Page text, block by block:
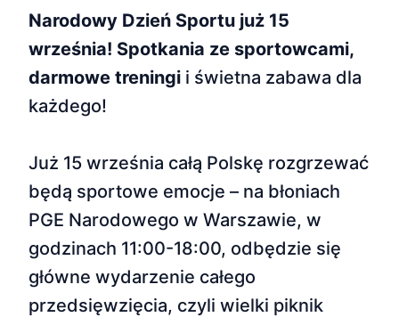
Narodowy Dzień Sportu już 15
września! Spotkania ze sportowcami,
darmowe treningi i świetna zabawa dla
każdego!
Już 15 września całą Polskę rozgrzewać
będą sportowe emocje – na błoniach
PGE Narodowego w Warszawie, w
godzinach 11:00-18:00, odbędzie się
główne wydarzenie całego
przedsięwzięcia, czyli wielki piknik